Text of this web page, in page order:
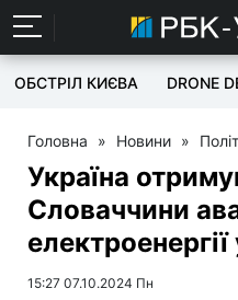
ОБСТРІЛ КИЄВА DRONE
Головна » Новини »
Україна
Словаччини
15:27 07.10.2024 Пн